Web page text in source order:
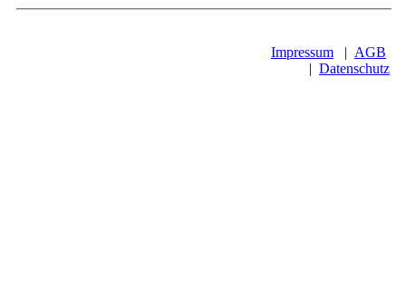
Impressum| AGB
| Datenschutz